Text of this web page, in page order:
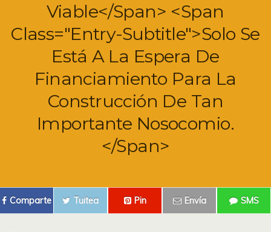
Viable</span> <span
Class="entry-Subtitle">Solo Se
Está A La Espera De
Financiamiento Para La
Construcción De Tan
Importante Nosocomio.
</span>
Comparte Tuitea Pin Envía SMS